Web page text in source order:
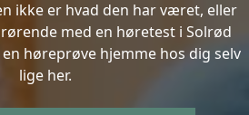
ikke er hvad den har været, eller
med en høretest i Solrød
høreprøve hjemme hos dig selv
lige her.